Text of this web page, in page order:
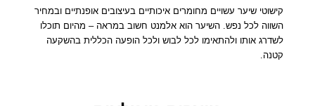
צ
ח
ל
ש
קישוטי שיער עשויים מחומרים איכותיים בעיצובים אופנתיים ובמחיר
השווה לכל נפש. השיער הוא אלמנט חשוב במראה – מהיום תוכלו
לשדרג אותו ולהתאימו לכל לבוש ולכל הופעה הכללית בהשקעה
קטנה.